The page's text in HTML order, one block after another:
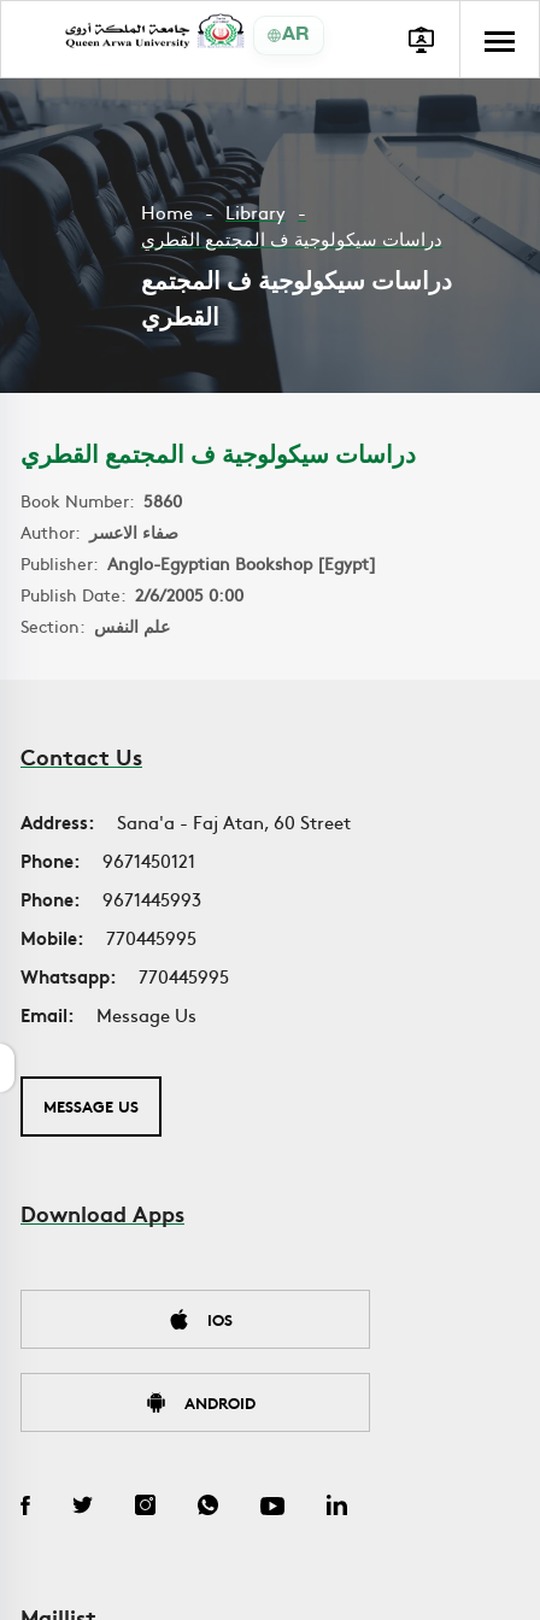
AR
Home
Library
دراسات سيكولوجية ف المجتمع القطري
دراسات سيكولوجية ف المجتمع
القطري
دراسات سيكولوجية ف المجتمع القطري
Book Number: 5860
Author: صفاء الاعسر
Publisher: Anglo-Egyptian Bookshop [Egypt]
Publish Date: 2/6/2005 0:00
Section: علم النفس
Contact Us
Address:
Sana'a - Faj Atan, 60 Street
Phone:
9671450121
Phone:
9671445993
Mobile:
770445995
Whatsapp:
770445995
Email:
Message Us
MESSAGE US
Download Apps
IOS
ANDROID